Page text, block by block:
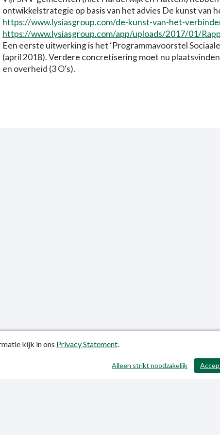
ontwikkelstrategie op basis van het advies De kunst van
https://www.lysiasgroup.com/de-kunst-van-het-
https://www.lysiasgroup.com/app/uploads/2017/01/
Een eerste uitwerking is het ‘Programmavoorstel
(april 2018). Verdere concretisering moet nu
en overheid (3 O's).
kijk in ons Privacy Statement.
Alleen strikt noodzakelijk